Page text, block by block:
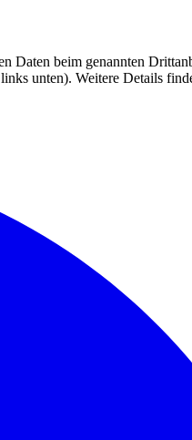
Daten beim genannten
unten). Weitere Details